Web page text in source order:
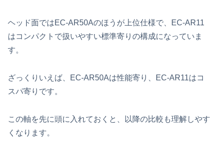
ヘッド面ではEC-AR50Aのほうが上位仕様で、EC-AR11
はコンパクトで扱いやすい標準寄りの構成になっていま
す。
ざっくりいえば、EC-AR50Aは性能寄り、EC-AR11はコ
スパ寄りです。
この軸を先に頭に入れておくと、以降の比較も理解しやす
くなります。